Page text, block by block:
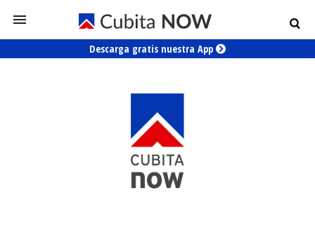
Descarga gratis nuestra App